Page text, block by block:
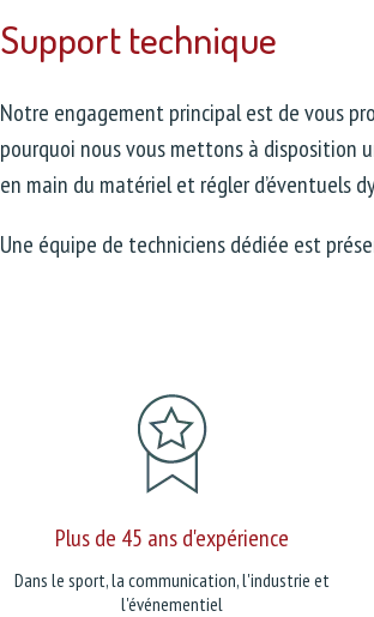
Support technique
Notre engagement principal est de vous
pourquoi nous vous mettons à disposition
en main du matériel et régler d’éventuels
Une équipe de techniciens dédiée est
Plus de 45 ans d'expérience
Dans le sport, la communication, l'industrie et
l'événementiel